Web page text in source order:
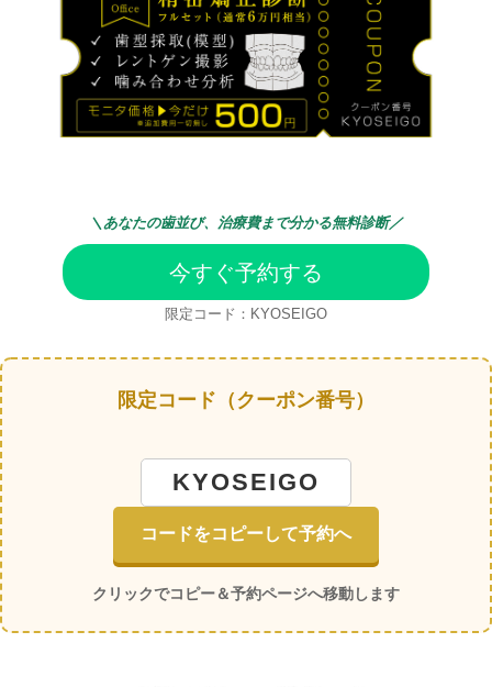
＼あなたの歯並び、治療費まで分かる無料診断／
今すぐ予約する
限定コード：KYOSEIGO
限定コード（クーポン番号）
KYOSEIGO
コードをコピーして予約へ
クリックでコピー＆予約ページへ移動します